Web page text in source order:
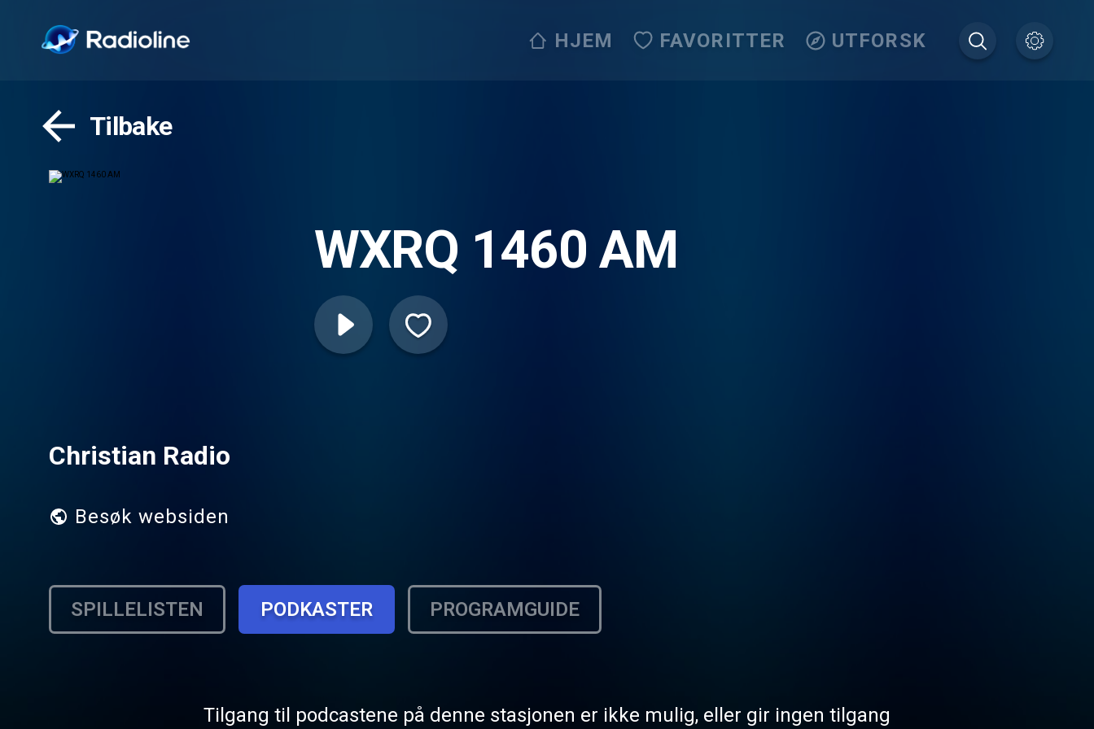
HJEM FAVORITTER UTFORSK
Tilbake
WXRQ 1460 AM
Christian Radio
Besøk websiden
SPILLELISTEN PODKASTER PROGRAMGUIDE
Tilgang til podcastene på denne stasjonen er ikke mulig, eller gir ingen tilgang